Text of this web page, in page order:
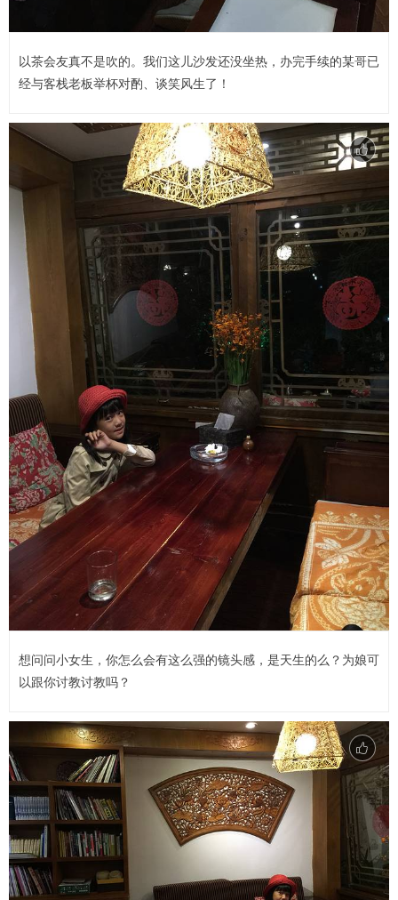
以茶会友真不是吹的。我们这儿沙发还没坐热，办完手续的某哥已
经与客栈老板举杯对酌、谈笑风生了！
想问问小女生，你怎么会有这么强的镜头感，是天生的么？为娘可
以跟你讨教讨教吗？